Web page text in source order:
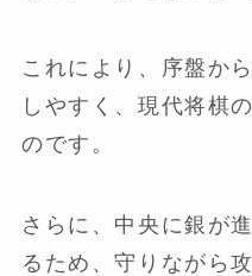
これにより、序盤か
しやすく、現代将棋
のです。
さらに、中央に銀が
るため、守りながら